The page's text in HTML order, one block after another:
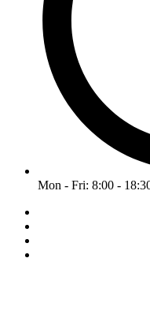
Mon - Fri: 8:00 -